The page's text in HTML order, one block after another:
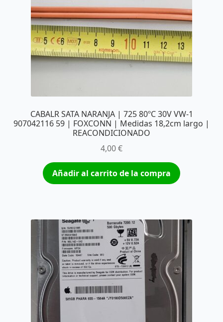
CABALR SATA NARANJA | 725 80ºC 30V VW-1
907042116 59 | FOXCONN | Medidas 18,2cm largo |
REACONDICIONADO
4,00€
Añadir al carrito de la compra